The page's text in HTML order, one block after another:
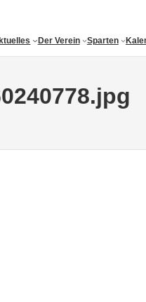
Der Verein Sparten